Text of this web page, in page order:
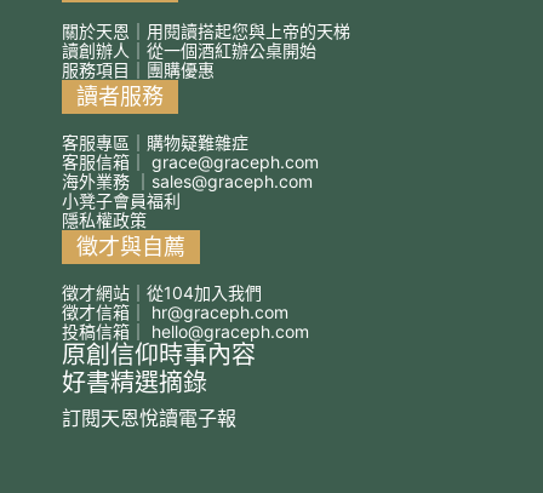
關於天恩｜用閱讀搭起您與上帝的天梯
讀創辦人｜從一個酒紅辦公桌開始
服務項目｜團購優惠
讀者服務
客服專區｜購物疑難雜症
客服信箱｜ grace@graceph.com
海外業務 ｜ sales@graceph.com
小凳子會員福利
隱私權政策
徵才與自薦
徵才網站｜從104加入我們
徵才信箱｜ hr@graceph.com
投稿信箱｜ hello@graceph.com
原創信仰時事內容
好書精選摘錄
訂閱天恩悅讀電子報